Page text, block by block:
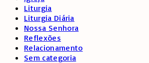
Liturgia
Liturgia Diária
Nossa Senhora
Reflexões
Relacionamento
Sem categoria